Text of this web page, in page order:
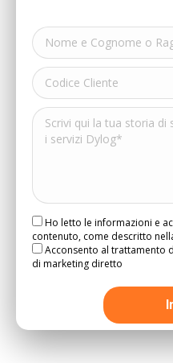
Ho letto le informazioni e
contenuto, come descritto
Acconsento al trattamento
di marketing diretto